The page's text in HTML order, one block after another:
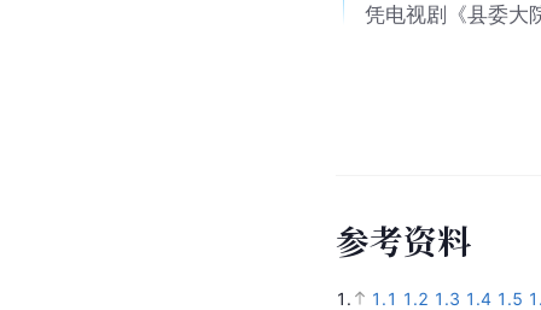
凭电视剧《县委大
参考资料
1. 1.1 1.2 1.3 1.4 1.5